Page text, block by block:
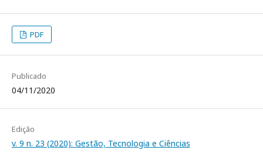
PDF
Publicado
04/11/2020
Edição
v. 9 n. 23 (2020): Gestão, Tecnologia e Ciências